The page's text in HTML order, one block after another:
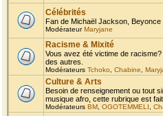
Célébrités
Fan de Michaël Jackson,
ModérateurMaryjane
Racisme & Mixité
Vous avez été victime de
des autres.
Modérateurs Tchoko Chabine
Culture & Arts
Besoin de renseignement ou tout
musique afro, cette rubrique est
Modérateurs BM OGOTEMMELI